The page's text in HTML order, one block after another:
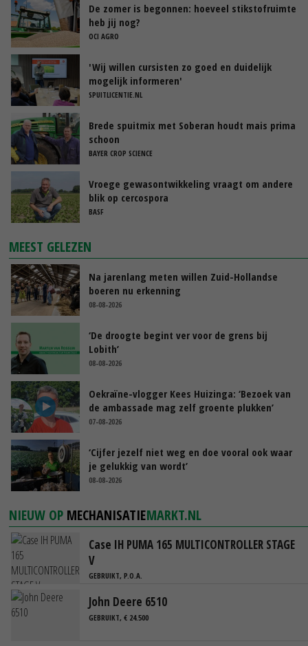
De zomer is begonnen: hoeveel stikstofruimte
heb jij nog?
OCI AGRO
'Wij willen cursisten zo goed en duidelijk
mogelijk informeren'
SPUITLICENTIE.NL
Brede spuitmix met Soberan houdt mais prima
schoon
BAYER CROP SCIENCE
Vroege gewasontwikkeling vraagt om andere
blik op cercospora
BASF
MEEST GELEZEN
Na jarenlang meten willen Zuid-Hollandse
boeren nu erkenning
08-08-2026
‘De droogte begint ver voor de grens bij
Lobith’
08-08-2026
Oekraïne-vlogger Kees Huizinga: ‘Bezoek van
de ambassade mag zelf groente plukken’
07-08-2026
‘Cijfer jezelf niet weg en doe vooral ook waar
je gelukkig van wordt’
08-08-2026
NIEUW OP MECHANISATIEMARKT.NL
Case IH PUMA 165 MULTICONTROLLER STAGE
V
GEBRUIKT, P.O.A.
John Deere 6510
GEBRUIKT, € 24.500